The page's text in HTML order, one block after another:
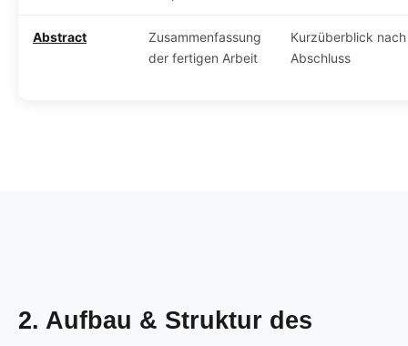
Abstract
Zusammenfassung
der fertigen Arbeit
Kurzüberblick nach
Abschluss
2. Aufbau & Struktur des